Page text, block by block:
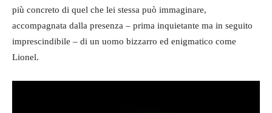
più concreto di quel che lei stessa può immaginare,
accompagnata dalla presenza – prima inquietante ma in seguito
imprescindibile – di un uomo bizzarro ed enigmatico come
Lionel.